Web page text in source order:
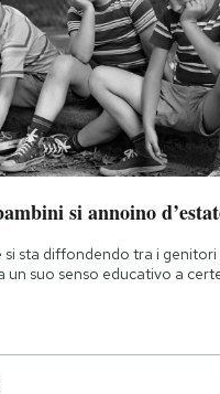
si annoino
si sta diffondendo tra i
un suo senso educativo a